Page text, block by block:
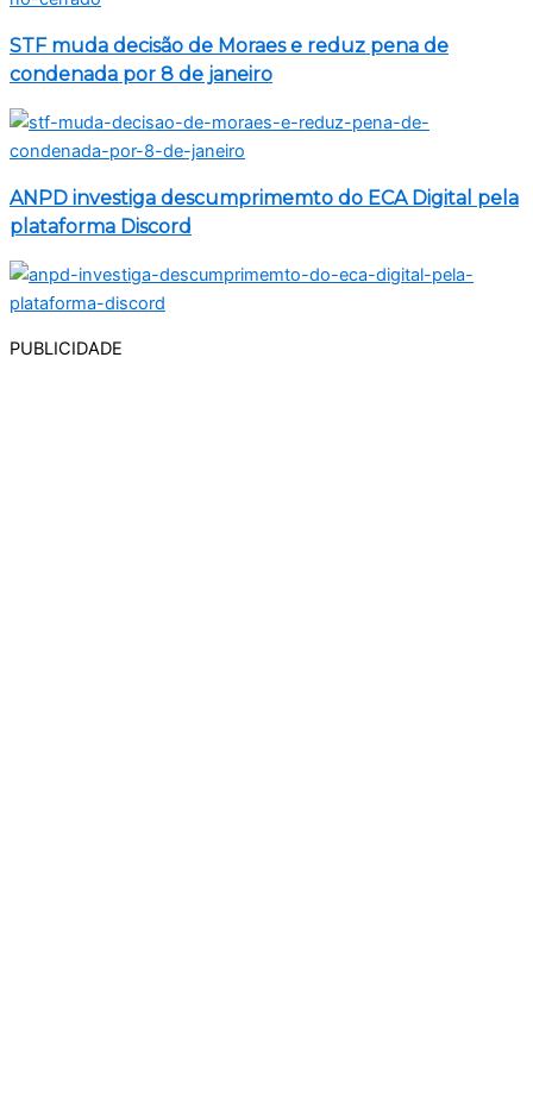
STF muda decisão de Moraes e reduz pena de
condenada por 8 de janeiro
ANPD investiga descumprimemto do ECA Digital pela
plataforma Discord
PUBLICIDADE